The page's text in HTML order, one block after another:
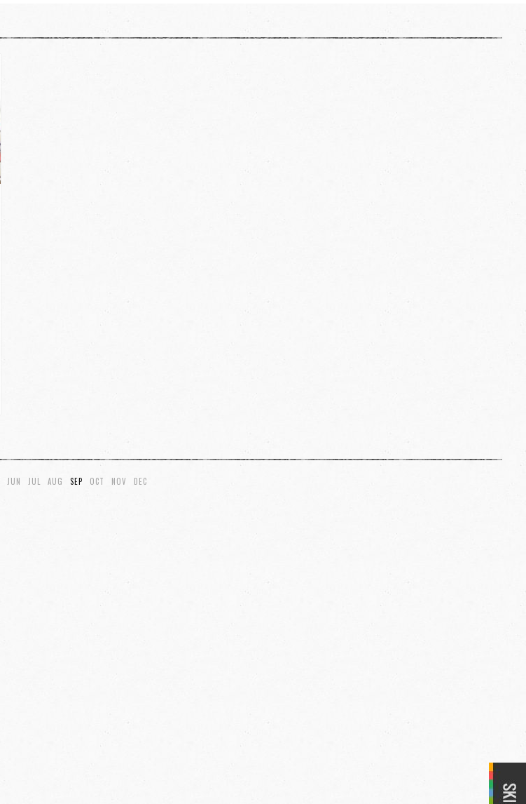
JUN JUL AUG SEP OCT NOV DEC